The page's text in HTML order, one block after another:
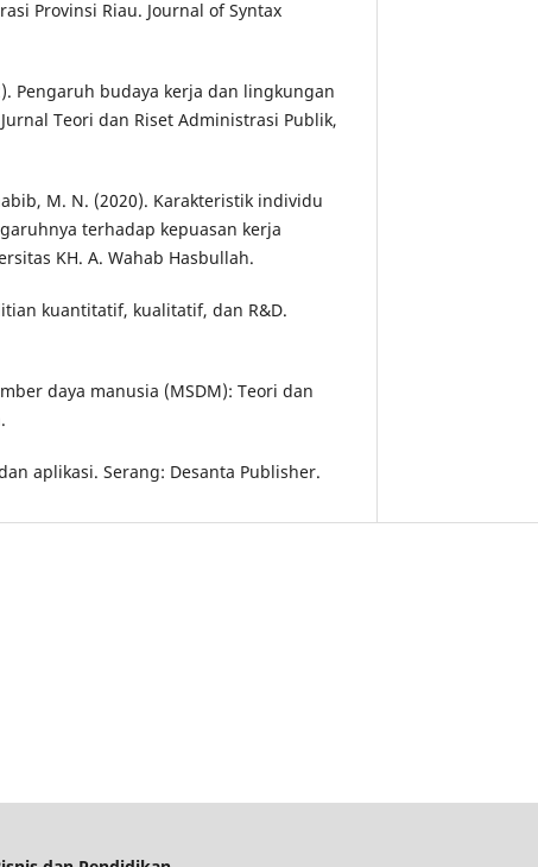
Provinsi Riau. Journal of Syntax
Pengaruh budaya kerja dan lingkungan
Teori dan Riset Administrasi Publik,
M. N. (2020). Karakteristik individu
terhadap kepuasan kerja
KH. A. Wahab Hasbullah.
kuantitatif, kualitatif, dan R&D.
daya manusia (MSDM): Teori dan
aplikasi. Serang: Desanta Publisher.